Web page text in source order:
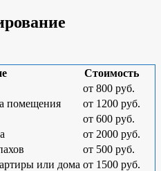
Стоимость
от 800 руб.
помещения
от 1200 руб.
от 600 руб.
от 2000 руб.
от 500 руб.
или дома от 1500 руб.